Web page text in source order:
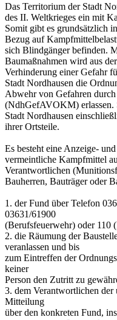
Das Territorium der Stadt
des II. Weltkrieges ein mit
Somit gibt es grundsätzlich
Bezug auf
sich Blindgänger befinden.
Baumaßnahmen wird aus
Verhinderung einer Gefahr
Stadt Nordhausen die
Abwehr von Gefahren
(NdhGefAVOKM) erlassen.
Stadt Nordhausen
ihrer Ortsteile.
Es besteht eine Anzeige-
vermeintliche Kampfmittel
Verantwortlichen
Bauherren, Bauträger oder
1. der Fund über Telefon
03631/61900
(Berufsfeuerwehr) oder 110
2. die Räumung der
veranlassen und bis
zum Eintreffen der
keiner
Person den Zutritt zu
3. dem Verantwortlichen der
Mitteilung
über den konkreten Fund,